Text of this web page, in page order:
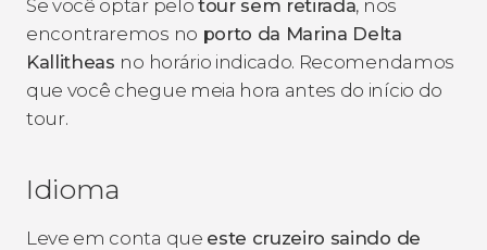
Se você optar pelo tour sem retirada, nos
encontraremos no porto da Marina Delta
Kallitheas no horário indicado. Recomendamos
que você chegue meia hora antes do início do
tour.
Idioma
Leve em conta que este cruzeiro saindo de